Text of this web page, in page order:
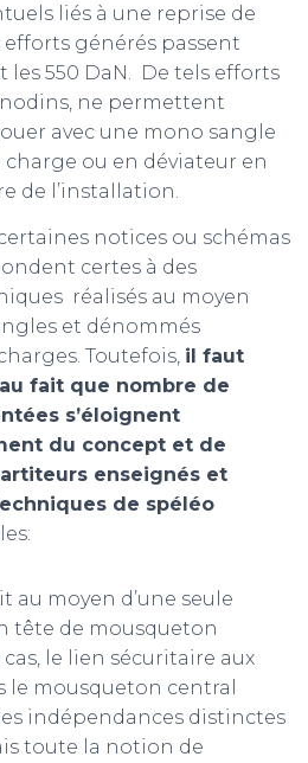
liés à une reprise de
efforts générés passent
les 550 DaN. De tels efforts
ne permettent
avec une mono sangle
ou en déviateur en
de l’installation.
notices ou schémas
certes à des
réalisés au moyen
et dénommés
Toutefois, il faut
fait que nombre de
s’éloignent
du concept et de
enseignés et
de spéléo
au moyen d’une seule
tête de mousqueton
le lien sécuritaire aux
le mousqueton central
indépendances distinctes
toute la notion de